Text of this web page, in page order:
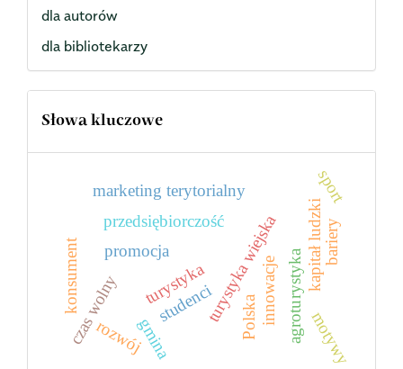
dla autorów
dla bibliotekarzy
Słowa kluczowe
turystyka
promocja turystyka wiejskaagroturystyka
przedsiębiorczość
innowacje
gmina
marketing terytorialny
czas wolny
kapitał ludzki
Polska
rozwój
konsument bariery
motywy
studenci
sport